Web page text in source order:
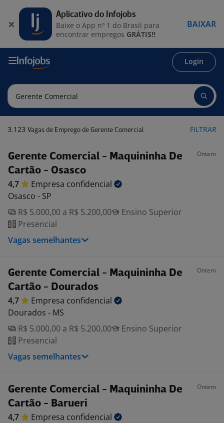
Login
3.123 Vagas de Emprego de Gerente Comercial FILTRAR
Gerente Comercial - Maquininha De
Cartão - Osasco
Ontem
4,7 Empresa confidencial
Osasco - SP
R$ 5.000,00 a R$ 5.200,00
Ensino Superior
Presencial
Vagas semelhantes
Gerente Comercial - Maquininha De
Cartão - Dourados
Ontem
4,7 Empresa confidencial
Dourados - MS
R$ 5.000,00 a R$ 5.200,00
Ensino Superior
Presencial
Vagas semelhantes
Gerente Comercial - Maquininha De
Cartão - Barueri
Ontem
4,7 Empresa confidencial
Aplicativo do Infojobs
Baixe o App nº 1 do Brasil para
encontrar empregos GRÁTIS!!
BAIXAR